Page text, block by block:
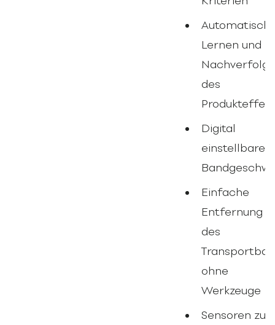
Lernen und
des
Digital
einstellbare
Einfache
Entfernung
des
ohne
Werkzeuge
Sensoren zur